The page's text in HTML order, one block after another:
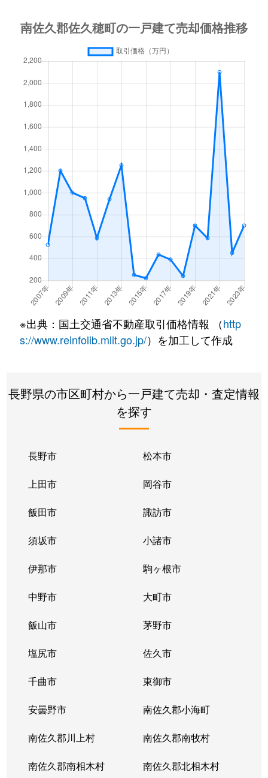
※出典：国土交通省不動産取引価格情報 （http
s://www.reinfolib.mlit.go.jp/）を加工して作成
長野県の市区町村から一戸建て売却・査定情報
を探す
長野市 松本市
上田市 岡谷市
飯田市 諏訪市
須坂市 小諸市
伊那市 駒ヶ根市
中野市 大町市
飯山市 茅野市
塩尻市 佐久市
千曲市 東御市
安曇野市 南佐久郡小海町
南佐久郡川上村 南佐久郡南牧村
南佐久郡南相木村 南佐久郡北相木村